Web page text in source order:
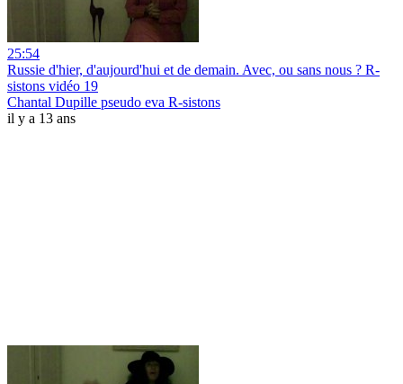
25:54
Russie d'hier, d'aujourd'hui et de demain. Avec, ou sans nous ? R-
sistons vidéo 19
Chantal Dupille pseudo eva R-sistons
il y a 13 ans